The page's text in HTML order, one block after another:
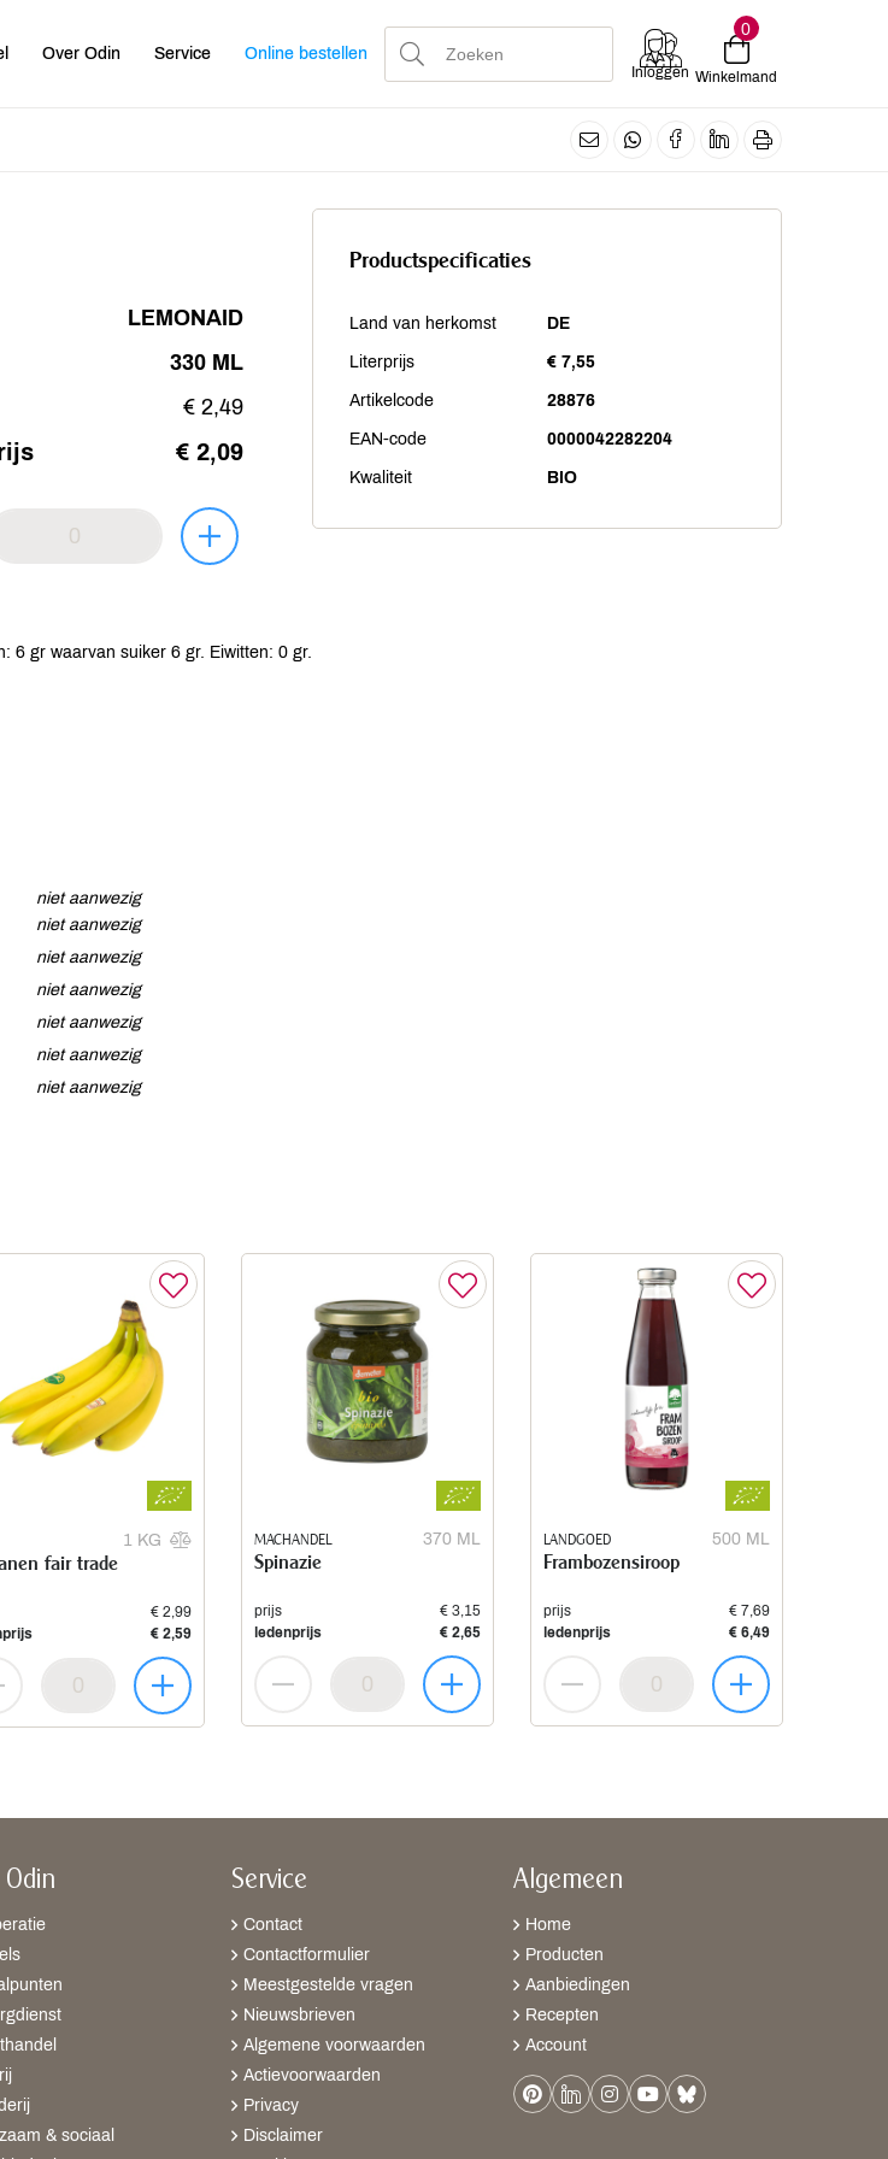
Over Odin Service Online bestellen
Inloggen
0
Winkelmand
LEMONAID
330 ML
€ 2,49
€ 2,09
6 gr waarvan suiker 6 gr. Eiwitten: 0 gr.
niet aanwezig
niet aanwezig
niet aanwezig
niet aanwezig
niet aanwezig
niet aanwezig
niet aanwezig
Productspecificaties
Land van herkomst DE
Literprijs € 7,55
Artikelcode 28876
EAN-code 0000042282204
Kwaliteit BIO
1 KG
fair trade
€ 2,99
€ 2,59
MACHANDEL 370 ML
Spinazie
prijs
€ 3,15
ledenprijs
€ 2,65
LANDGOED 500 ML
Frambozensiroop
prijs
€ 7,69
ledenprijs
€ 6,49
Odin
& sociaal
Service
Contact
Contactformulier
Meestgestelde vragen
Nieuwsbrieven
Algemene voorwaarden
Actievoorwaarden
Privacy
Disclaimer
Algemeen
Home
Producten
Aanbiedingen
Recepten
Account